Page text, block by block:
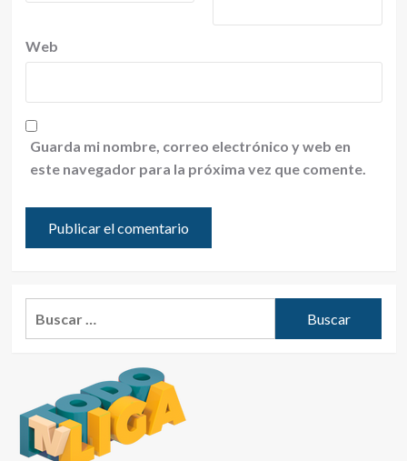
Web
Guarda mi nombre, correo electrónico y web en
este navegador para la próxima vez que comente.